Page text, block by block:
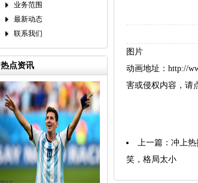
业务范围
最新动态
联系我们
热点资讯
图片
动画地址：http://
害或侵权内容，请
上一篇： 冲上热
笑，格局太小